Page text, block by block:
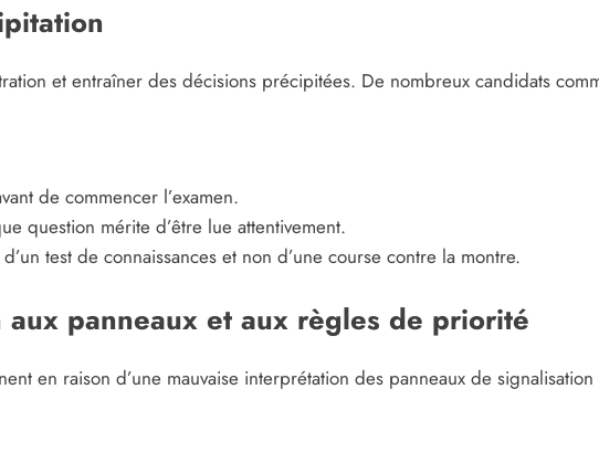
et entraîner des décisions précipitées. De nombreux candidats
de commencer l’examen.
question mérite d’être lue attentivement.
d’un test de connaissances et non d’une course contre la montre.
panneaux et aux règles de priorité
en raison d’une mauvaise interprétation des panneaux de